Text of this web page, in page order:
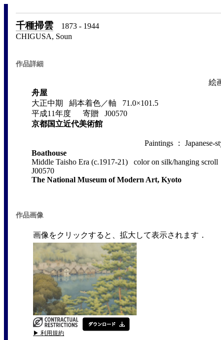
千種掃雲 1873 - 1944
CHIGUSA, Soun
作品詳細
絵
舟屋
大正中期 絹本着色／軸 71.0×101.5
平成11年度 寄贈 J00570
京都国立近代美術館
Paintings ： Japanese-
Boathouse
Middle Taisho Era (c.1917-21) color on silk/hanging
J00570
The National Museum of Modern Art, Kyoto
作品画像
画像をクリックすると、拡大して表示されます．
▶ 利用規約